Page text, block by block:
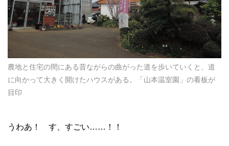
農地と住宅の間にある昔ながらの曲がった道を歩いていくと、道
に向かって大きく開けたハウスがある。「山本温室園」の看板が
目印
うわあ！ す、すごい……！！